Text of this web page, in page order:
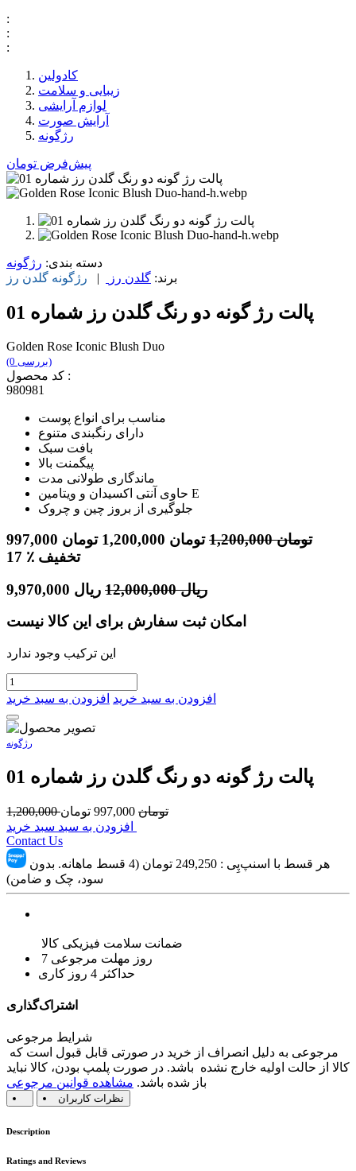
:
:
:
کادولین
زیبایی و سلامت
لوازم آرایشی
آرایش صورت
رژگونه
پیش‌فرض تومان
دسته بندی: رژگونه
برند: گلدن رز | رژگونه گلدن رز
پالت رژ گونه دو رنگ گلدن رز شماره 01
Golden Rose Iconic Blush Duo
(0 بررسی)
کد محصول :
980981
مناسب برای انواع پوست
دارای رنگبندی متنوع
بافت سبک
پیگمنت بالا
ماندگاری طولانی مدت
حاوی آنتی اکسیدان و ویتامین E
جلوگیری از بروز چین و چروک
997,000 تومان 1,200,000 تومان 1,200,000 تومان
17
٪ تخفیف
9,970,000 ریال 12,000,000 ریال
امکان ثبت سفارش برای این کالا نیست
این ترکیب وجود ندارد
افزودن به سبد خرید افزودن به سبد خرید
رژگونه
پالت رژ گونه دو رنگ گلدن رز شماره 01
1,200,000 تومان 997,000 تومان
Contact Us
هر قسط با اسنپ‌پِی : 249,250
تومان (4 قسط ماهانه. بدون
سود، چک و ضامن)
ضمانت سلامت فیزیکی کالا
7 روز مهلت مرجوعی
حداکثر 4 روز کاری
اشتراک‌گذاری
شرایط مرجوعی
کالا از حالت اولیه خارج نشده باشد. در صورت پلمپ بودن، کالا نباید
باز شده باشد. مشاهده قوانین مرجوعی
نظرات کاربران
Description
Ratings and Reviews